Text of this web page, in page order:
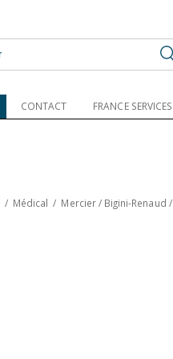
CONTACT FRANCE SERVICES
/ Médical / Mercier / Bigini-Renaud /